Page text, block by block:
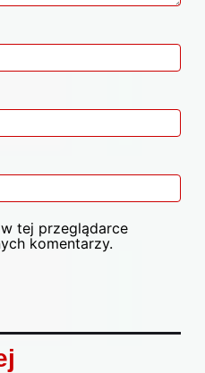
tej przeglądarce
komentarzy.